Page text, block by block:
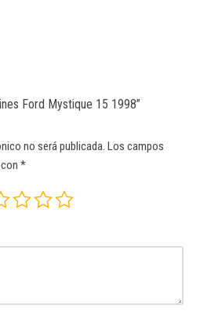
Ford Mystique 15 1998”
no será publicada. Los campos
*